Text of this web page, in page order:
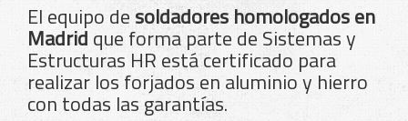
El equipo de soldadores homologados en
Madrid que forma parte de Sistemas y
Estructuras HR estácertificado para
realizar los forjados en aluminio y hierro
con todas las garantías.